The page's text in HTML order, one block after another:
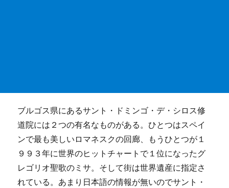
ブルゴス県にあるサント・ドミンゴ・デ・シロス修
道院には２つの有名なものがある。ひとつはスペイ
ンで最も美しいロマネスクの回廊、もうひとつが１
９９３年に世界のヒットチャートで１位になったグ
レゴリオ聖歌のミサ。そして街は世界遺産に指定さ
れている。あまり日本語の情報が無いのでサント・